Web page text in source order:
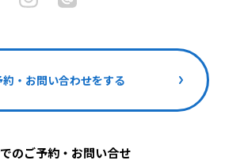
・お問い合わせをする
のご予約・お問い合せ